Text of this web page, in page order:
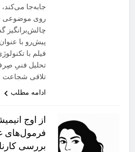
جابه‌جا
روی موضوعی
چالش‌برانگیز
پیش‌رو با
فیلم با
تحلیل فنیِ
تلاقی شجاعت
ادامه مطلب
از اوج
فرمول‌های
بررسی